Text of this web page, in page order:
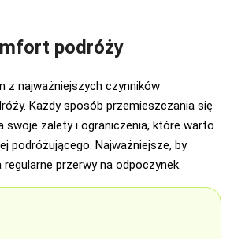
podróży
z najważniejszych czynników
Każdy sposób przemieszczania się
zalety i ograniczenia, które warto
podróżującego. Najważniejsze, by
przerwy na odpoczynek.